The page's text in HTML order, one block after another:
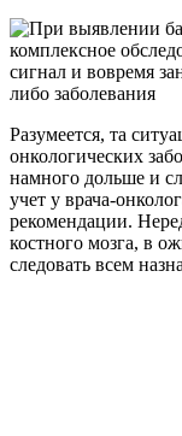
Разумеется, та
онкологических
намного дольше и
учет у врача-
рекомендации.
костного мозга, в
следовать всем